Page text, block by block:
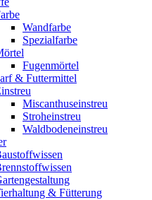
Wandfarbe
Spezialfarbe
Fugenmörtel
& Futtermittel
Miscanthuseinstreu
Stroheinstreu
Waldbodeneinstreu
& Fütterung